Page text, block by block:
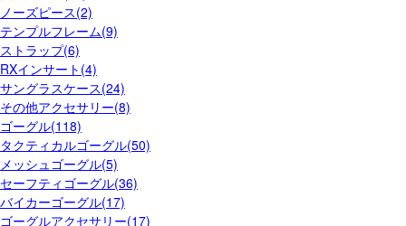
ノーズピース(2)
テンプルフレーム(9)
ストラップ(6)
RXインサート(4)
サングラスケース(24)
その他アクセサリー(8)
ゴーグル(118)
タクティカルゴーグル(50)
メッシュゴーグル(5)
セーフティゴーグル(36)
バイカーゴーグル(17)
ゴーグルアクセサリー(17)